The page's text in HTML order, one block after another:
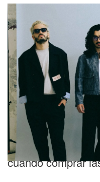
Morat agotó cinco
show especial en
cuándo comprar